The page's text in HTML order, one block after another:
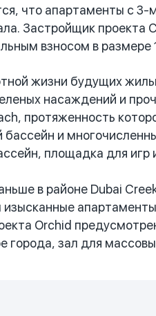
что апартаменты с
Застройщик проекта
взносом в
жизни будущих
насаждений и
протяженность
бассейн и
площадка для игр
в районе Dubai
Orchid
города, зал для